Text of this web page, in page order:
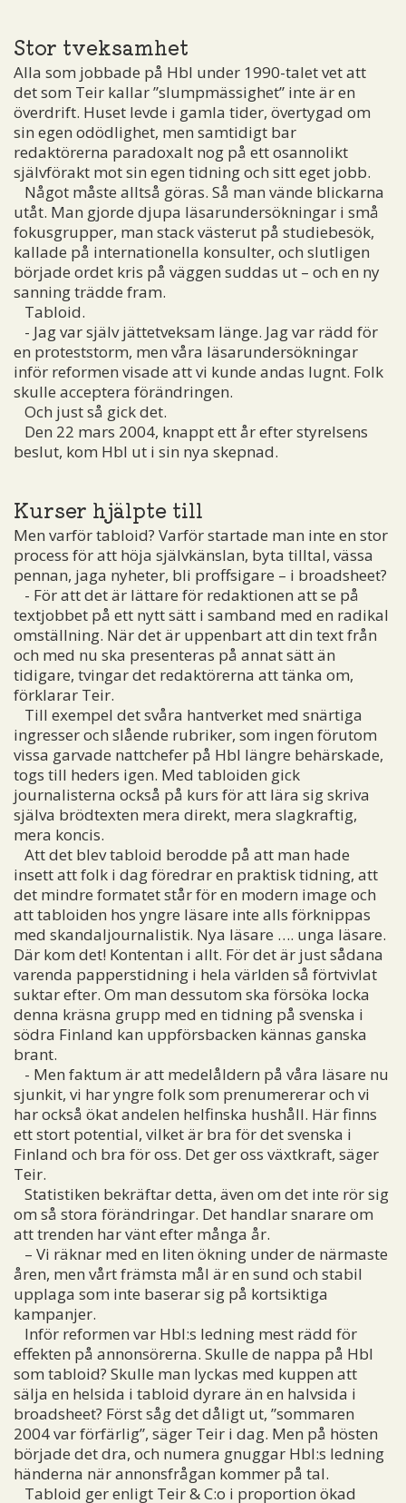
Stor tveksamhet
Alla som jobbade på Hbl under 1990-talet vet att
det som Teir kallar ”slumpmässighet” inte är en
överdrift. Huset levde i gamla tider, övertygad om
sin egen odödlighet, men samtidigt bar
redaktörerna paradoxalt nog på ett osannolikt
självförakt mot sin egen tidning och sitt eget jobb.
Något måste alltså göras. Så man vände blickarna
utåt. Man gjorde djupa läsarundersökningar i små
fokusgrupper, man stack västerut på studiebesök,
kallade på internationella konsulter, och slutligen
började ordet kris på väggen suddas ut – och en ny
sanning trädde fram.
Tabloid.
- Jag var själv jättetveksam länge. Jag var rädd för
en proteststorm, men våra läsarundersökningar
inför reformen visade att vi kunde andas lugnt. Folk
skulle acceptera förändringen.
Och just så gick det.
Den 22 mars 2004, knappt ett år efter styrelsens
beslut, kom Hbl ut i sin nya skepnad.
Kurser hjälpte till
Men varför tabloid? Varför startade man inte en stor
process för att höja självkänslan, byta tilltal, vässa
pennan, jaga nyheter, bli proffsigare – i broadsheet?
- För att det är lättare för redaktionen att se på
textjobbet på ett nytt sätt i samband med en radikal
omställning. När det är uppenbart att din text från
och med nu ska presenteras på annat sätt än
tidigare, tvingar det redaktörerna att tänka om,
förklarar Teir.
Till exempel det svåra hantverket med snärtiga
ingresser och slående rubriker, som ingen förutom
vissa garvade nattchefer på Hbl längre behärskade,
togs till heders igen. Med tabloiden gick
journalisterna också på kurs för att lära sig skriva
själva brödtexten mera direkt, mera slagkraftig,
mera koncis.
Att det blev tabloid berodde på att man hade
insett att folk i dag föredrar en praktisk tidning, att
det mindre formatet står för en modern image och
att tabloiden hos yngre läsare inte alls förknippas
med skandaljournalistik. Nya läsare …. unga läsare.
Där kom det! Kontentan i allt. För det är just sådana
varenda papperstidning i hela världen så förtvivlat
suktar efter. Om man dessutom ska försöka locka
denna kräsna grupp med en tidning på svenska i
södra Finland kan uppförsbacken kännas ganska
brant.
- Men faktum är att medelåldern på våra läsare nu
sjunkit, vi har yngre folk som prenumererar och vi
har också ökat andelen helfinska hushåll. Här finns
ett stort potential, vilket är bra för det svenska i
Finland och bra för oss. Det ger oss växtkraft, säger
Teir.
Statistiken bekräftar detta, även om det inte rör sig
om så stora förändringar. Det handlar snarare om
att trenden har vänt efter många år.
– Vi räknar med en liten ökning under de närmaste
åren, men vårt främsta mål är en sund och stabil
upplaga som inte baserar sig på kortsiktiga
kampanjer.
Inför reformen var Hbl:s ledning mest rädd för
effekten på annonsörerna. Skulle de nappa på Hbl
som tabloid? Skulle man lyckas med kuppen att
sälja en helsida i tabloid dyrare än en halvsida i
broadsheet? Först såg det dåligt ut, ”sommaren
2004 var förfärlig”, säger Teir i dag. Men på hösten
började det dra, och numera gnuggar Hbl:s ledning
händerna när annonsfrågan kommer på tal.
Tabloid ger enligt Teir & C:o i proportion ökad